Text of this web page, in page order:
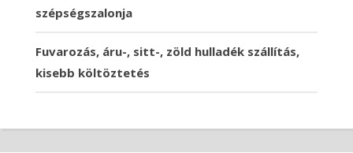
szépségszalonja
Fuvarozás, áru-, sitt-, zöld hulladék szállítás,
kisebb költöztetés